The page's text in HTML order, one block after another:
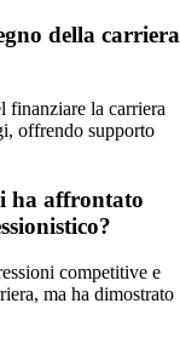
della carriera
finanziare la carriera
offrendo supporto
ha affrontato
competitive e
ma ha dimostrato